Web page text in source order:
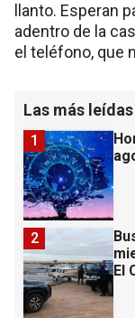
llanto. Esperan
adentro de la
el teléfono, que
Las más leídas
1
El
2